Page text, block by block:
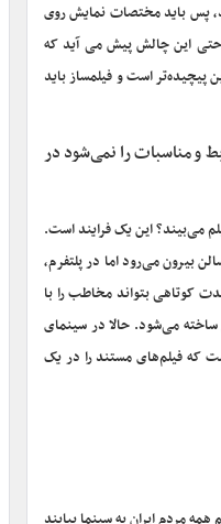
پس باید مختصات نمایش روی
حتی این چالش پیش می آید که
پیچیده‌تر است و فیلمساز باید
و مناسبات را نمی‌شود در
می‌بیند؟ این یک فرایند است.
بیرون می‌رود اما در پلتفرم،
کوتاهی بتواند مخاطب را با
ساخته می‌شود. حالا در سینمای
که فیلم‌های مستند را در یک